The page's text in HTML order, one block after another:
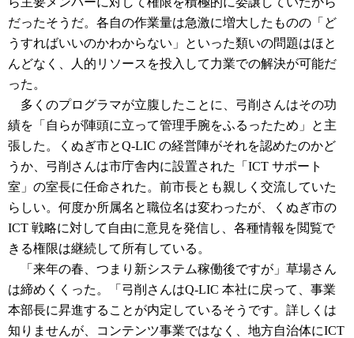
だったそうだ。各自の作業量は急激に増大したものの「ど
うすればいいのかわからない」といった類いの問題はほと
んどなく、人的リソースを投入して力業での解決が可能だ
った。
多くのプログラマが立腹したことに、弓削さんはその功
績を「自らが陣頭に立って管理手腕をふるったため」と主
張した。くぬぎ市とQ-LIC の経営陣がそれを認めたのかど
うか、弓削さんは市庁舎内に設置された「ICT サポート
室」の室長に任命された。前市長とも親しく交流していた
らしい。何度か所属名と職位名は変わったが、くぬぎ市の
ICT 戦略に対して自由に意見を発信し、各種情報を閲覧で
きる権限は継続して所有している。
「来年の春、つまり新システム稼働後ですが」草場さん
は締めくくった。「弓削さんはQ-LIC 本社に戻って、事業
本部長に昇進することが内定しているそうです。詳しくは
知りませんが、コンテンツ事業ではなく、地方自治体にICT